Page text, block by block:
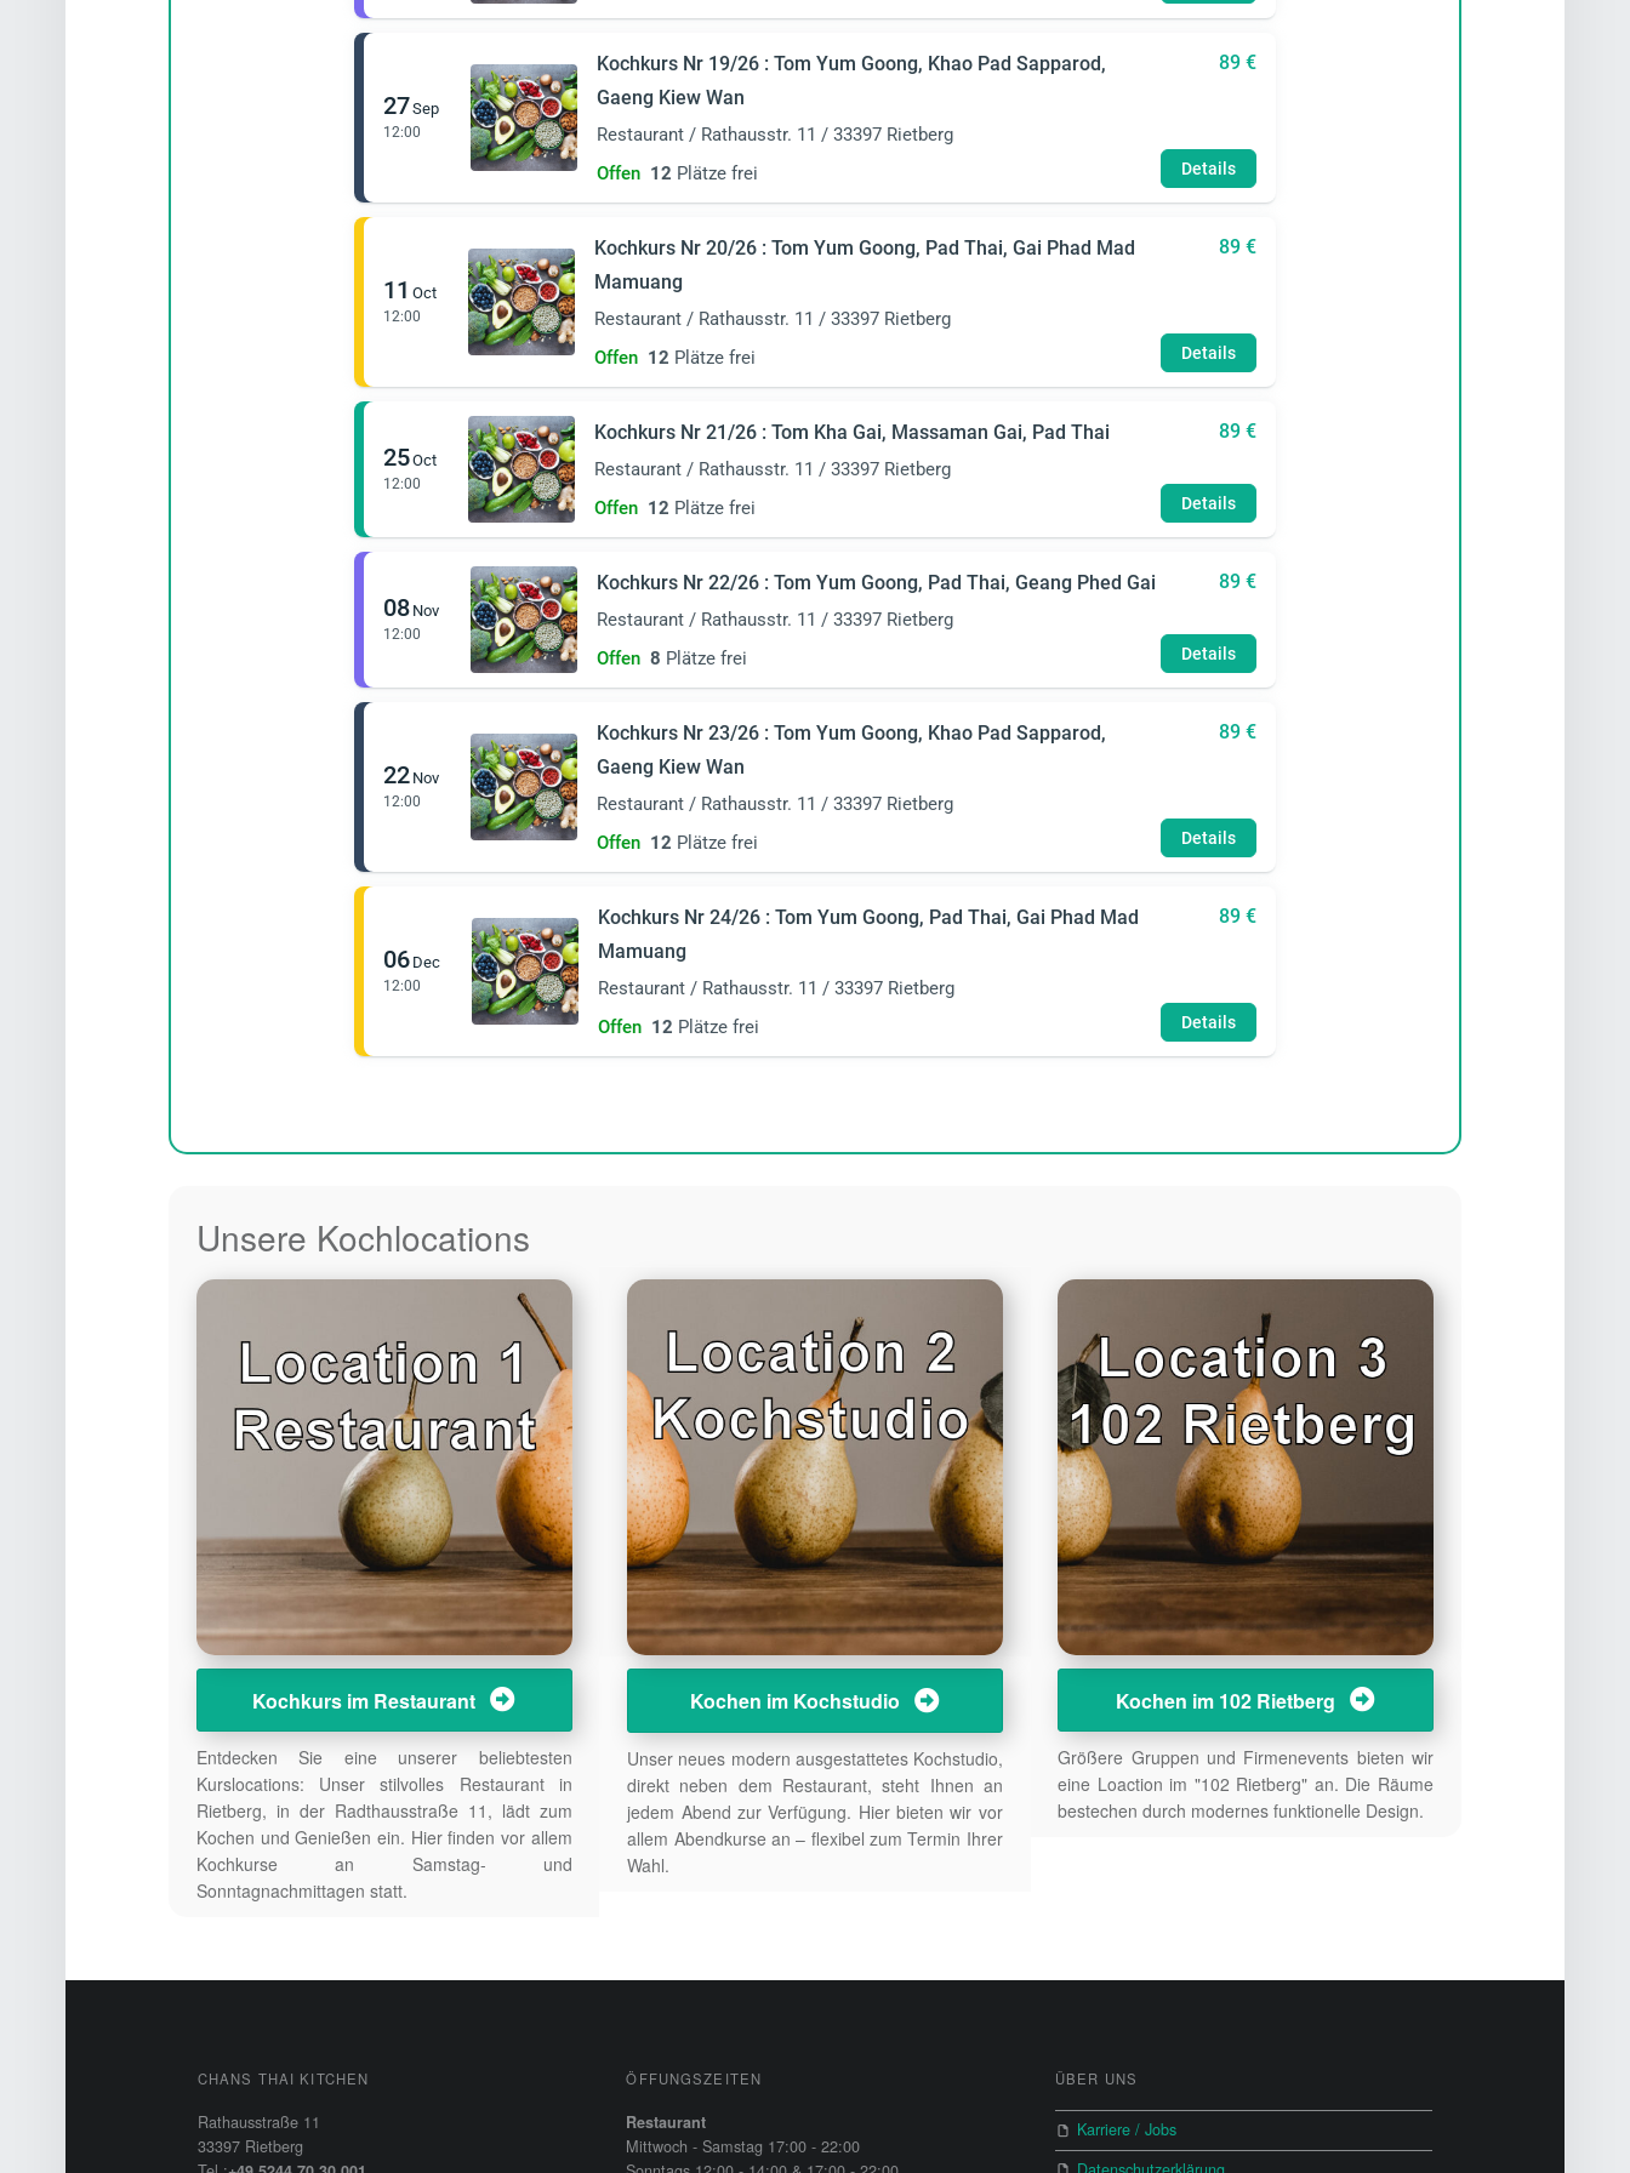
27Sep
12:00
Kochkurs Nr 19/26 : Tom Yum Goong, Khao Pad Sapparod,
Gaeng Kiew Wan
Restaurant / Rathausstr. 11 / 33397 Rietberg
Offen 12 Plätze frei
89 €
Details
11 Oct
12:00
Kochkurs Nr 20/26 : Tom Yum Goong, Pad Thai, Gai Phad Mad
Mamuang
Restaurant / Rathausstr. 11 / 33397 Rietberg
Offen 12 Plätze frei
89 €
Details
25Oct
12:00
Kochkurs Nr 21/26 : Tom Kha Gai, Massaman Gai, Pad Thai
Restaurant / Rathausstr. 11 / 33397 Rietberg
Offen 12 Plätze frei
89 €
Details
08 Nov
12:00
Kochkurs Nr 22/26 : Tom Yum Goong, Pad Thai, Geang Phed Gai
Restaurant / Rathausstr. 11 / 33397 Rietberg
Offen 8 Plätze frei
89 €
Details
22 Nov
12:00
Kochkurs Nr 23/26 : Tom Yum Goong, Khao Pad Sapparod,
Gaeng Kiew Wan
Restaurant / Rathausstr. 11 / 33397 Rietberg
Offen 12 Plätze frei
89 €
Details
06 Dec
12:00
Kochkurs Nr 24/26 : Tom Yum Goong, Pad Thai, Gai Phad Mad
Mamuang
Restaurant / Rathausstr. 11 / 33397 Rietberg
Offen 12 Plätze frei
89 €
Details
Unsere Kochlocations
Kochkurs im Restaurant
Entdecken Sie eine unserer beliebtesten
Kurslocations: Unser stilvolles Restaurant in
Rietberg, in der Radthausstraße 11, lädt zum
Kochen und Genießen ein. Hier finden vor allem
Kochkurse an Samstag- und
Sonntagnachmittagen statt.
Kochen im Kochstudio
Unser neues modern ausgestattetes Kochstudio,
direkt neben dem Restaurant, steht Ihnen an
jedem Abend zur Verfügung. Hier bieten wir vor
allem Abendkurse an – flexibel zum Termin Ihrer
Wahl.
Kochen im 102 Rietberg
Größere Gruppen und Firmenevents bieten wir
eine Loaction im "102 Rietberg" an. Die Räume
bestechen durch modernes funktionelle Design.
FOOTER SIDEBAR
CHANS THAI KITCHEN
Rathausstraße 11
33397 Rietberg
ÖFFUNGSZEITEN
Restaurant
Mittwoch - Samstag 17:00 - 22:00
ÜBER UNS
Karriere / Jobs
Datenschutzerklärung